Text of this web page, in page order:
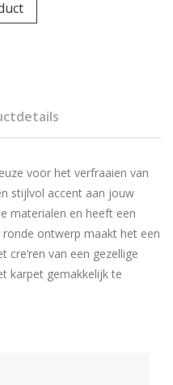
voor het verfraaien van
stijlvol accent aan jouw
materialen en heeft een
ontwerp maakt het een
cre‘ren van een gezellige
karpet gemakkelijk te